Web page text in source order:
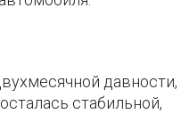
давности,
стабильной,